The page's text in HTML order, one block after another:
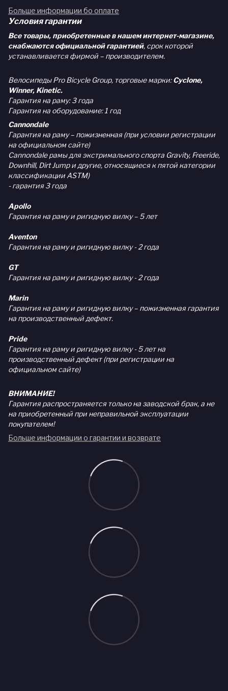
Больше информации бо оплате
Условия гарантии
Все товары, приобретенные в нашем интернет-магазине,
снабжаются официальной гарантией, срок которой
устанавливается фирмой – производителем.
Велосипеды Pro Bicycle Group, торговые марки:Cyclone,
Winner, Kinetic.
Гарантия на раму: 3 года
Гарантия на оборудование: 1 год
Cannondale
Гарантия на раму – пожизненная (при условии регистрации
на официальном сайте)
Cannondale рамы для экстримального спорта Gravity, Freeride,
Downhill, Dirt Jump и другие, относящиеся к пятой категории
классификации ASTM)
- гарантия 3 года
Apollo
Гарантия на раму и ригидную вилку – 5 лет
Aventon
Гарантия на раму и ригидную вилку - 2 года
GT
Гарантия на раму и ригидную вилку - 2 года
Marin
Гарантия на раму и ригидную вилку – пожизненная гарантия
на производственный дефект.
Pride
Гарантия на раму и ригидную вилку - 5 лет на
производственный дефект (при регистрации на
официальном сайте)
ВНИМАНИЕ!
Гарантия распространяется только на заводской брак, а не
на приобретенный при неправильной эксплуатации
покупателем!
Больше информации о гарантии и возврате